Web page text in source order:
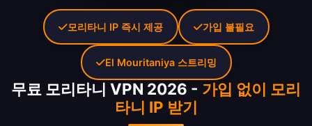
무료 모리타니 VPN 2026 - 가입 없이 모리
타니 IP 받기
모리타니 IP 즉시 제공 가입 불필요
El Mouritaniya 스트리밍